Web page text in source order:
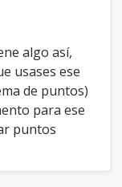
algo así,
usases ese
de puntos)
para ese
puntos